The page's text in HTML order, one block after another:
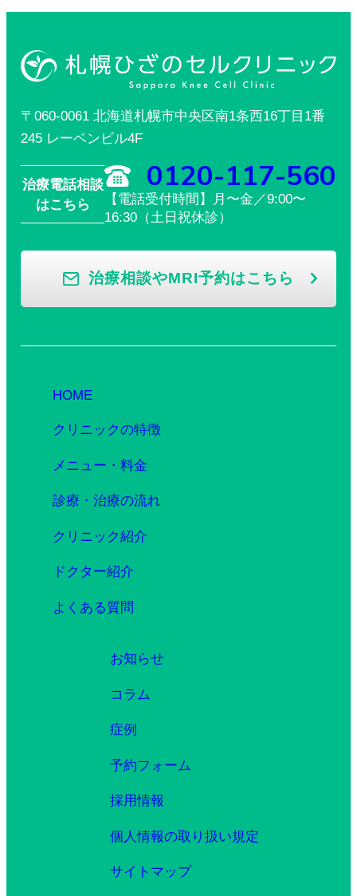
〒060-0061 北海道札幌市中央区南1条西16丁目1番
245 レーベンビル4F
治療電話相談
はこちら
0120-117-560
【電話受付時間】月〜金／9:00〜
16:30（土日祝休診）
治療相談やMRI予約はこちら
HOME
クリニックの特徴
メニュー・料金
診療・治療の流れ
クリニック紹介
ドクター紹介
よくある質問
お知らせ
コラム
症例
予約フォーム
採用情報
個人情報の取り扱い規定
サイトマップ